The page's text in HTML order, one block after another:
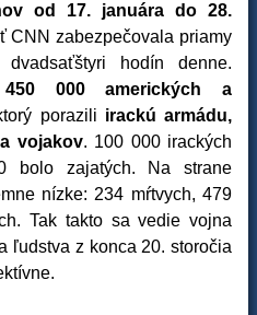
od 17. januára do 28.
CNN zabezpečovala priamy
hodín denne.
000 amerických a
porazili irackú armádu,
vojakov. 100 000 irackých
bolo zajatých. Na strane
nízke: 234 mŕtvych, 479
Tak takto sa vedie vojna
ľudstva z konca 20. storočia